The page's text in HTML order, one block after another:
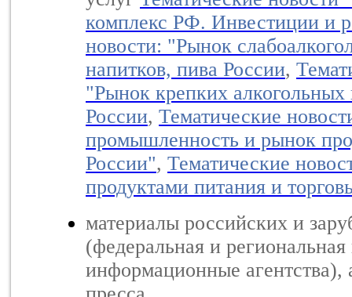
комплекс РФ. Инвестиции и
новости: "Рынок
напитков, пива России,
"Рынок крепких алкогольных
России, Тематические
промышленность и рынок
России", Тематические
продуктами питания и
материалы российских и
(федеральная и региональная
информационные агентства),